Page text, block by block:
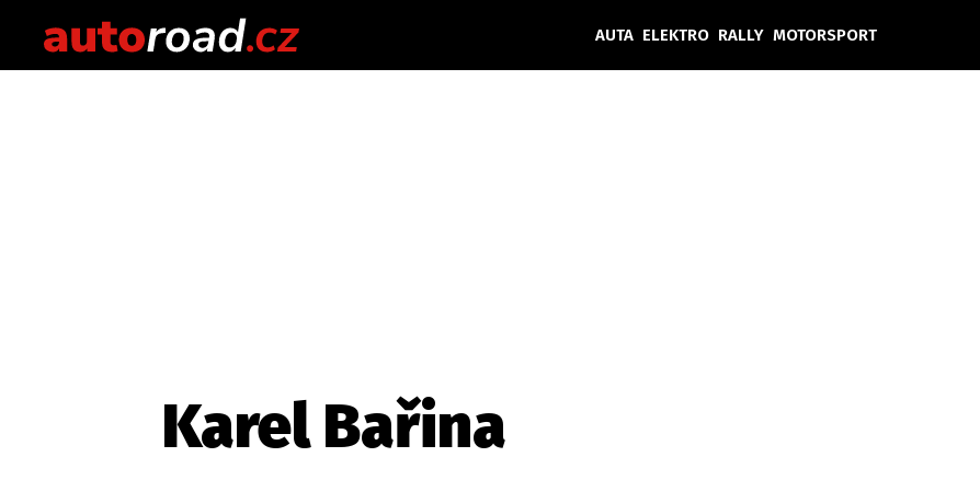
AUTA ELEKTRO RALLY MOTORSPORT
Český trh
Karel Bařina